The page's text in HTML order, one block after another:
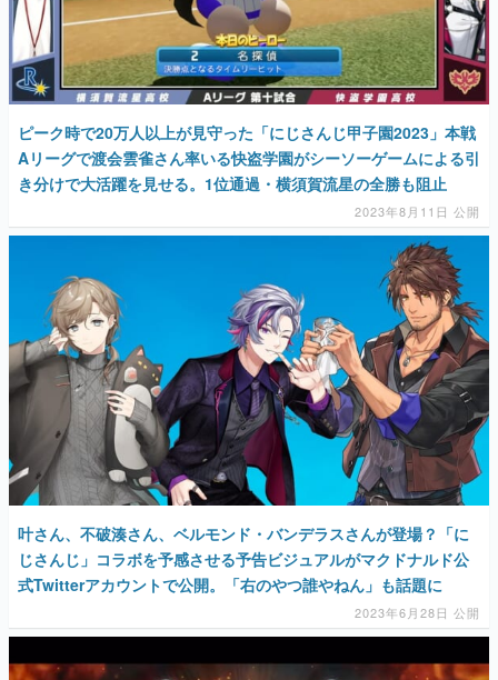
ゲームが変えた日本語
「経験値」「裏技」「ラスボス」… ゲームにまつわる言葉
の起源や用法の変遷を、コンピューター文化史研究家・タ
イニーP氏が徹底調査。
カテゴリ
特集記事
アプリレビュー
その他
電ファミニコゲーマーとは？
運営：株式会社マレ
ピーク時で20万人以上が見守った「にじさんじ甲子園2023」本戦
Aリーグで渡会雲雀さん率いる快盗学園がシーソーゲームによる引
き分けで大活躍を見せる。1位通過・横須賀流星の全勝も阻止
2023年8月11日 公開
叶さん、不破湊さん、ベルモンド・バンデラスさんが登場？「に
じさんじ」コラボを予感させる予告ビジュアルがマクドナルド公
式Twitterアカウントで公開。「右のやつ誰やねん」も話題に
2023年6月28日 公開